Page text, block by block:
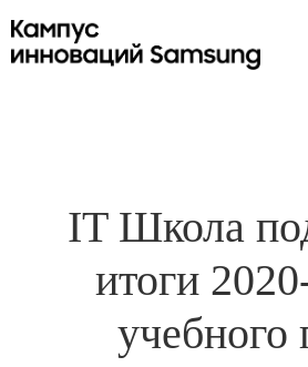
IT Школа
итоги
учебного